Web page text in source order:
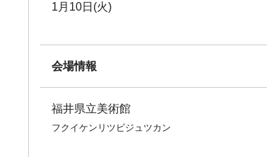
1月10日(火)
会場情報
福井県立美術館
フクイケンリツビジュツカン